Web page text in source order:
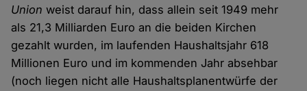
Union weist darauf hin, dass allein seit 1949 mehr
als 21,3 Milliarden Euro an die beiden Kirchen
gezahlt wurden, im laufenden Haushaltsjahr 618
Millionen Euro und im kommenden Jahr absehbar
(noch liegen nicht alle Haushaltsplanentwürfe der